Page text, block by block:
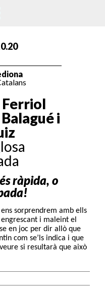
Ferriol
i
ràpida, o
sorprendrem amb ells
i maleint el
en joc per dir allò que
com se’ls indica i que
si resultarà que això